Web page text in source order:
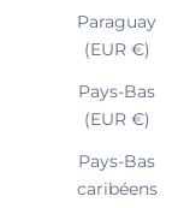
Paraguay
(EUR €)
Pays-Bas
(EUR €)
Pays-Bas
caribéens